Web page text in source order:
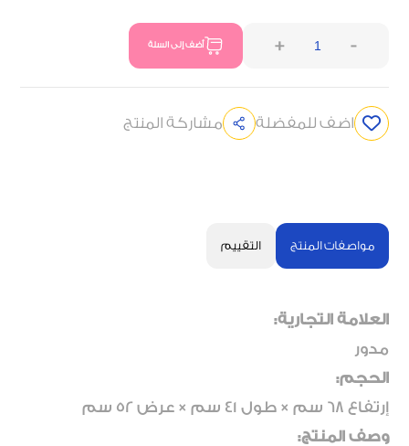
-
+ أضف إلى السلة
اضف للمفضلة مشاركة المنتج
مواصفات المنتج التقييم
العلامة التجارية:
مدور
الحجم:
إرتفاع 68 سم × طول 41 سم × عرض 52 سم
وصف المنتج: